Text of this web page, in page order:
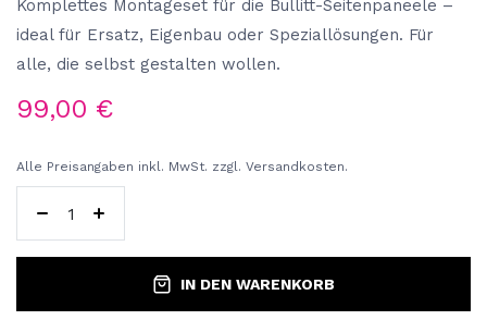
Komplettes Montageset für die Bullitt-Seitenpaneele –
ideal für Ersatz, Eigenbau oder Speziallösungen. Für
alle, die selbst gestalten wollen.
99,00 €
Alle Preisangaben inkl. MwSt. zzgl. Versandkosten.
IN DEN WARENKORB